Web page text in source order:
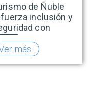
de Ñuble
inclusión y
con
en
y
de la
sexual
más